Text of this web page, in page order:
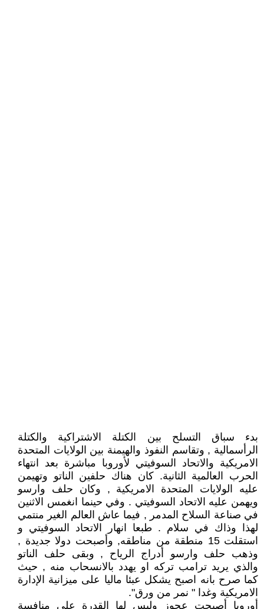
بدء سباق التسلح بين الكتلة الاشتراكية والكتلة
الرأسمالية , وتقاسم النفوذ والهيمنة بين الولايات المتحدة
الامريكية والاتحاد السوفيتي لأوروبا مباشرة بعد انتهاء
الحرب العالمية الثانية. كان هناك حلفين الناتو وتهيمن
عليه الولايات المتحدة الامريكية , وكان حلف وارسو
ويهمن عليه الاتحاد السوفيتي . وفي حينما انغمس الاثنين
في صناعة السلاح المدمر , فيما عاش العالم الغير منتمي
لهذا وذاك في سلام . طبعا انهار الاتحاد السوفيتي و
استقلت 15 منطقة من مناطقه, وأصبحت دولا جديدة ,
وذهب حلف وارسو أدراج الرياح , وبقى حلف الناتو
والذي يريد ترامب تركه او يهدد بالانسحاب منه , حيث
كما صرح بانه اصبح يشكل عبئا ماليا على ميزانية الإدارة
الامريكية وغدا " نمر من ورق".
أوروبا أصبحت عجوز وليس لها القدرة على منافسة